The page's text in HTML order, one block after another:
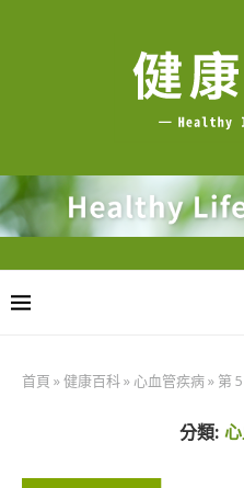
首頁 »健康百科»心血管疾病» 第
分類: